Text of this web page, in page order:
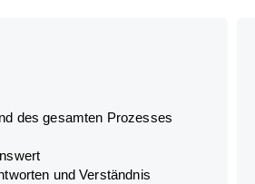
des gesamten Prozesses
und Verständnis